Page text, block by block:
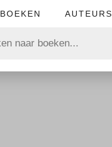
BOEKEN AUTEURS